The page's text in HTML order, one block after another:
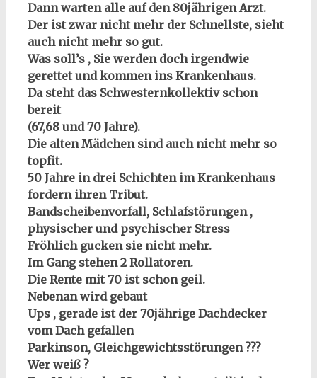
Dann warten alle auf den 80jährigen Arzt.
Der ist zwar nicht mehr der Schnellste, sieht
auch nicht mehr so gut.
Was soll’s , Sie werden doch irgendwie
gerettet und kommen ins Krankenhaus.
Da steht das Schwesternkollektiv schon
bereit
(67,68 und 70 Jahre).
Die alten Mädchen sind auch nicht mehr so
topfit.
50 Jahre in drei Schichten im Krankenhaus
fordern ihren Tribut.
Bandscheibenvorfall, Schlafstörungen ,
physischer und psychischer Stress
Fröhlich gucken sie nicht mehr.
Im Gang stehen 2 Rollatoren.
Die Rente mit 70 ist schon geil.
Nebenan wird gebaut
Ups , gerade ist der 70jährige Dachdecker
vom Dach gefallen
Parkinson, Gleichgewichtsstörungen ???
Wer weiß ?